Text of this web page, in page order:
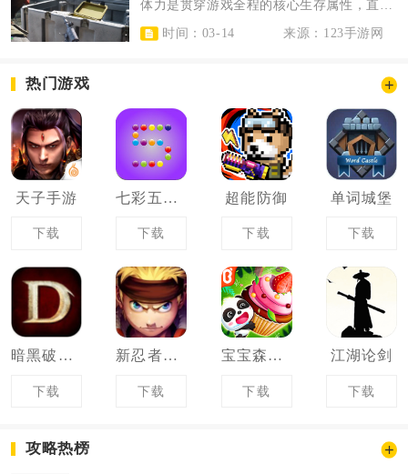
体力是贯穿游戏全程的核心生存属性，直接决定奔跑、翻滚、攀爬等机动动作的持续时...
时间：03-14
来源：123手游网
热门游戏
天子手游
下载
七彩五子连珠
下载
超能防御
下载
单词城堡
下载
暗黑破坏神不朽
下载
新忍者世界
下载
宝宝森林美食
下载
江湖论剑
下载
攻略热榜